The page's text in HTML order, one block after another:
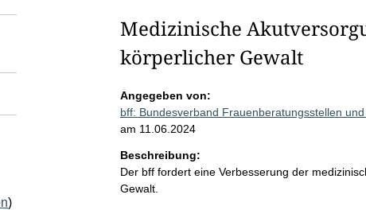
)
Medizinische
körperlicher Gewalt
Angegeben von:
bff: Bundesverband Frauenberatungsstellen
am 11.06.2024
Beschreibung:
Der bff fordert eine Verbesserung der
Gewalt.